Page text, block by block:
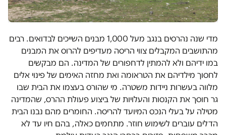
מדי שנה נהרסים בנגב מעל 1,000 מבנים השייכים לבדואים. רבים
מהתושבים המקבלים צווי הריסה מעדיפים להרוס את המבנים
במו ידיהם ולא להמתין לדחפורים של המדינה. הם מבקשים
לחסוך מילדיהם את הטראומה ואת מחזה האימים של פינוי אלים
מלווה בעשרות ניידות משטרה. מי שהורס בעצמו את הבית שבו
גר חוסך את הקנסות והעלויות של ביצוע פעולת ההרס, שהמדינה
מטילה על בעלי הנכס המיועד להריסה. החומרים מהם נבנו הבית
הדלים עוברים לשימוש חוזר. מתחמים כאלה, בהם חיו עד לא